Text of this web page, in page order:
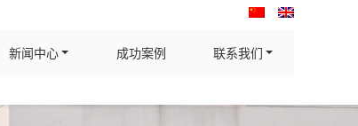
新闻中心 成功案例 联系我们